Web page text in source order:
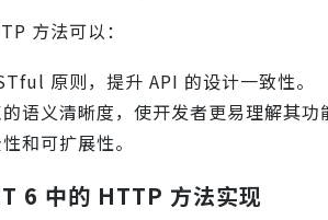
方法可以：
原则，提升 API 的设计一致性。
语义清晰度，使开发者更易理解其功
和可扩展性。
6 中的 HTTP 方法实现